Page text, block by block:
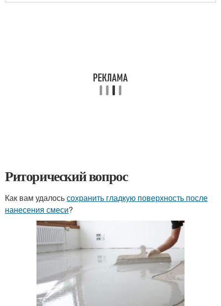
Риторический вопрос
Как вам удалосьсохранить гладкую поверхность после
нанесения смеси?